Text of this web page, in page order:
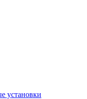
установки